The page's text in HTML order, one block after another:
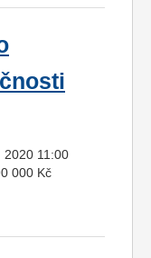
2020 11:00
000 Kč